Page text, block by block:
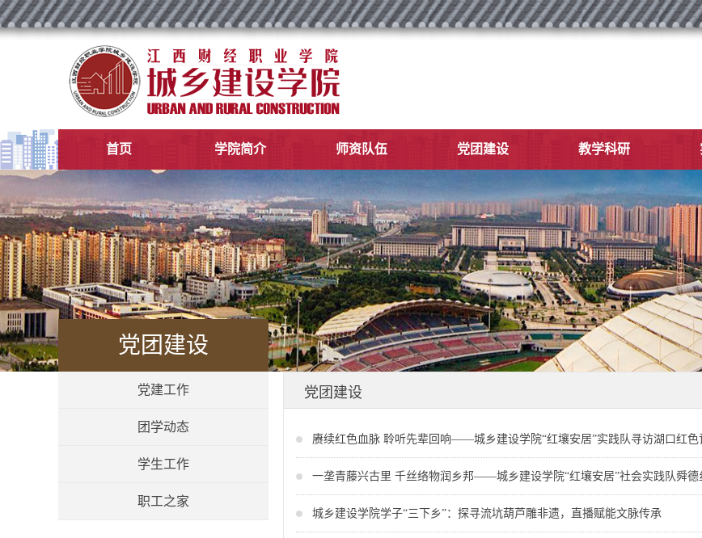
首页 学院简介 师资队伍 党团建设 教学科研
党团建设
党建工作
团学动态
学生工作
职工之家
党团建设
赓续红色血脉 聆听先辈回响——城乡建设学院“红壤安居”实践队寻访湖口红色
一垄青藤兴古里 千丝络物润乡邦——城乡建设学院“红壤安居”社会实践队舜德
城乡建设学院学子“三下乡”：探寻流坑葫芦雕非遗，直播赋能文脉传承